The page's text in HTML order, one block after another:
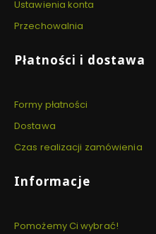
Ustawienia konta
Przechowalnia
Płatności i dostawa
Formy płatności
Dostawa
Czas realizacji zamówienia
Informacje
Pomożemy Ci wybrać!